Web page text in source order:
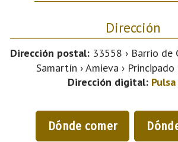
Dirección
Dirección postal: 33558 › Barrio de
Samartín › Amieva ›
Dirección digital:
Dónde comer